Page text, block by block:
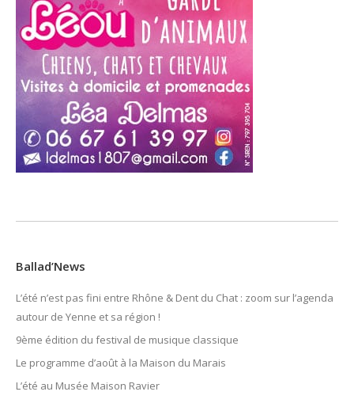
Ballad’News
L’été n’est pas fini entre Rhône & Dent du Chat : zoom sur l’agenda
autour de Yenne et sa région !
9ème édition du festival de musique classique
Le programme d’août à la Maison du Marais
L’été au Musée Maison Ravier